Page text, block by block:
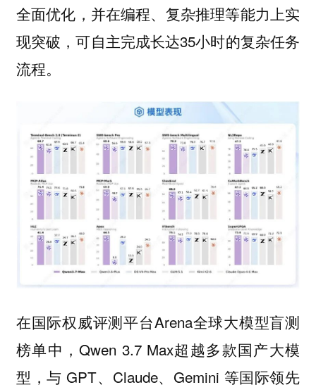
全面优化，并在编程、复杂推理等能力上实
现突破，可自主完成长达35小时的复杂任务
流程。
在国际权威评测平台Arena全球大模型盲测
榜单中，Qwen 3.7 Max超越多款国产大模
型，与 GPT、Claude、Gemini 等国际领先